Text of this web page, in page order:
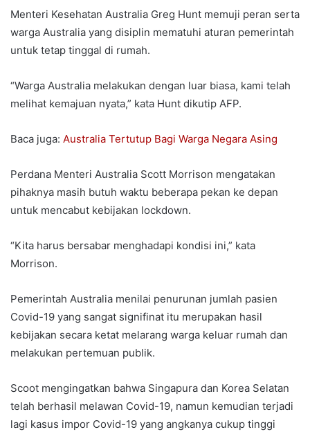
Menteri Kesehatan Australia Greg Hunt memuji peran serta
warga Australia yang disiplin mematuhi aturan pemerintah
untuk tetap tinggal di rumah.
“Warga Australia melakukan dengan luar biasa, kami telah
melihat kemajuan nyata,” kata Hunt dikutip AFP.
Baca juga: Australia Tertutup Bagi Warga Negara Asing
Perdana Menteri Australia Scott Morrison mengatakan
pihaknya masih butuh waktu beberapa pekan ke depan
untuk mencabut kebijakan lockdown.
“Kita harus bersabar menghadapi kondisi ini,” kata
Morrison.
Pemerintah Australia menilai penurunan jumlah pasien
Covid-19 yang sangat signifinat itu merupakan hasil
kebijakan secara ketat melarang warga keluar rumah dan
melakukan pertemuan publik.
Scoot mengingatkan bahwa Singapura dan Korea Selatan
telah berhasil melawan Covid-19, namun kemudian terjadi
lagi kasus impor Covid-19 yang angkanya cukup tinggi